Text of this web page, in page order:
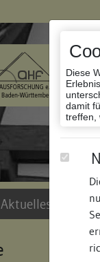
Diese
damit
treffen,
Aktuelles und